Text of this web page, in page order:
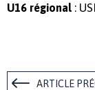
U16 régional :
ARTICLE